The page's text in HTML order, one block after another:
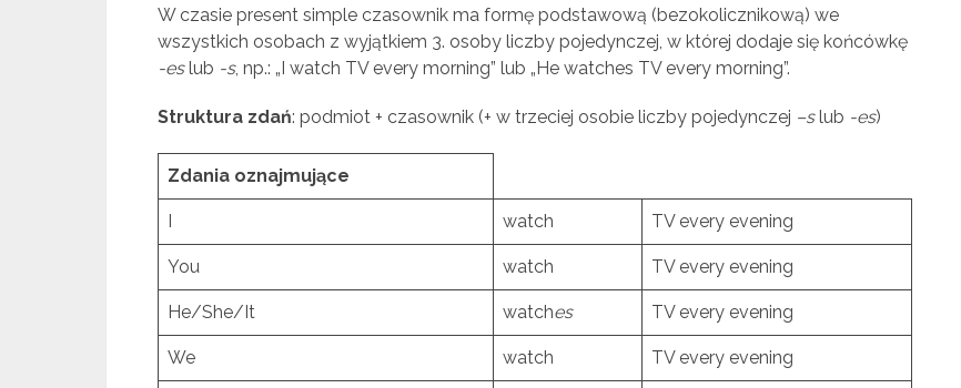
W czasie present simple czasownik ma formę podstawową (bezokolicznikową) we
wszystkich osobach z wyjątkiem 3. osoby liczby pojedynczej, w której dodaje się końcówkę
-eslub -s, np.: „I watch TV every morning” lub „He watches TV every morning”.
Struktura zdań: podmiot + czasownik (+ w trzeciej osobie liczby pojedynczej –slub -es)
Zdania oznajmujące
I watch TV every evening
You watch TV every evening
He/She/It watches TV every evening
We watch TV every evening